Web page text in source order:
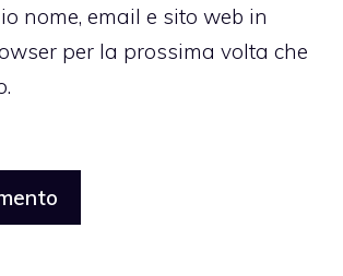
nome, email e sito web in
per la prossima volta che